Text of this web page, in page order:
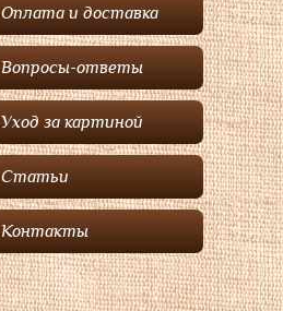
Оплата и доставка
Вопросы-ответы
Уход за картиной
Статьи
Контакты